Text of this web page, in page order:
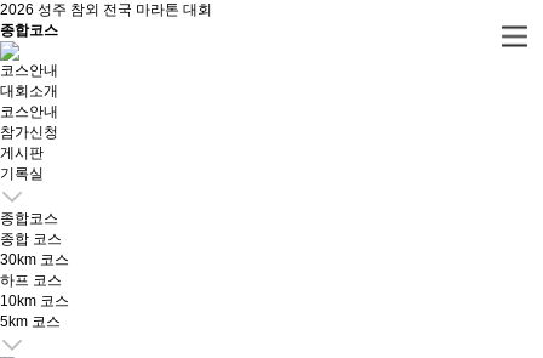
2026 성주 참외 전국 마라톤 대회
종합코스
코스안내
대회소개
코스안내
참가신청
게시판
기록실
종합코스
종합 코스
30km 코스
하프 코스
10km 코스
5km 코스